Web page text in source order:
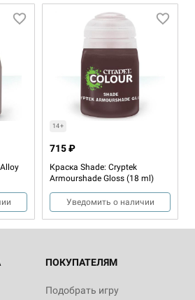
60+
Battlezone: Manufactorum
Objective Set
Warhammer 40,000 Carry Case
(9th edition)
14+
Краска Shade: Cryptek
Armourshade Gloss (18 ml)
715 ₽
Уведомить о наличии
ПОКУПАТЕЛЯМ
Подобрать игру